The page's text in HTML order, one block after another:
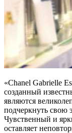
«Chanel Gabrielle
созданный
являются
подчеркнуть свою
Чувственный и
оставляет